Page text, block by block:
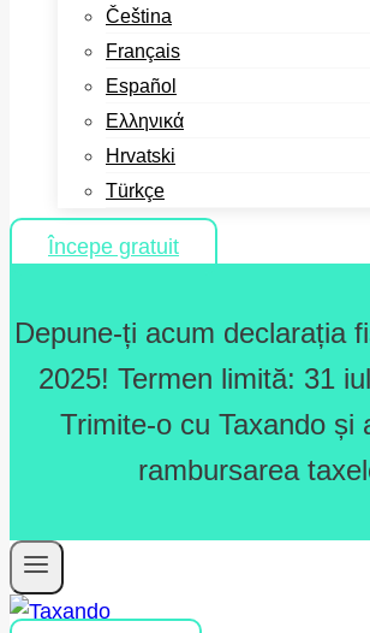
Čeština
Français
Español
Ελληνικά
Hrvatski
Türkçe
Începe gratuit
Depune-ți acum declarația
2025! Termen limită: 31
Trimite-o cu Taxando și
rambursarea